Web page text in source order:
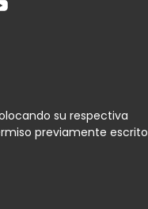
su respectiva
previamente escrito